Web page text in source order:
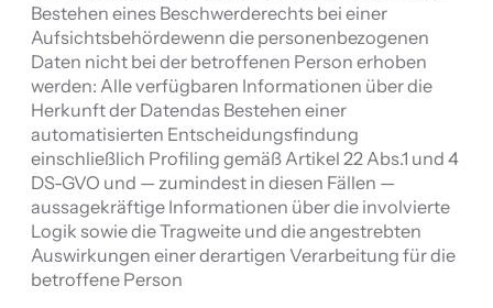
Bestehen eines Beschwerderechts bei einer
Aufsichtsbehördewenn die personenbezogenen
Daten nicht bei der betroffenen Person erhoben
werden: Alle verfügbaren Informationen über die
Herkunft der Datendas Bestehen einer
automatisierten Entscheidungsfindung
einschließlich Profiling gemäß Artikel 22 Abs.1 und 4
DS-GVO und — zumindest in diesen Fällen —
aussagekräftige Informationen über die involvierte
Logik sowie die Tragweite und die angestrebten
Auswirkungen einer derartigen Verarbeitung für die
betroffene Person